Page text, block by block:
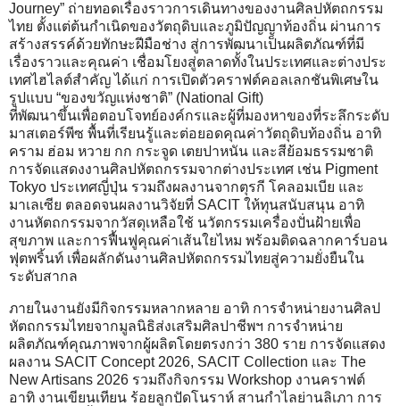
Journey” ถ่ายทอดเรื่องราวการเดินทางของงานศิลปหัตถกรรม
ไทย ตั้งแต่ต้นกำเนิดของวัตถุดิบและภูมิปัญญาท้องถิ่น ผ่านการ
สร้างสรรค์ด้วยทักษะฝีมือช่าง สู่การพัฒนาเป็นผลิตภัณฑ์ที่มี
เรื่องราวและคุณค่า เชื่อมโยงสู่ตลาดทั้งในประเทศและต่างประ
เทศไฮไลต์สำคัญ ได้แก่ การเปิดตัวคราฟต์คอลเลกชันพิเศษใน
รูปแบบ “ของขวัญแห่งชาติ” (National Gift)
ที่พัฒนาขึ้นเพื่อตอบโจทย์องค์กรและผู้ที่มองหาของที่ระลึกระดับ
มาสเตอร์พีซ พื้นที่เรียนรู้และต่อยอดคุณค่าวัตถุดิบท้องถิ่น อาทิ
คราม ฮ่อม หวาย กก กระจูด เตยปาหนัน และสีย้อมธรรมชาติ
การจัดแสดงงานศิลปหัตถกรรมจากต่างประเทศ เช่น Pigment
Tokyo ประเทศญี่ปุ่น รวมถึงผลงานจากตุรกี โคลอมเบีย และ
มาเลเซีย ตลอดจนผลงานวิจัยที่ SACIT ให้ทุนสนับสนุน อาทิ
งานหัตถกรรมจากวัสดุเหลือใช้ นวัตกรรมเครื่องปั่นฝ้ายเพื่อ
สุขภาพ และการฟื้นฟูคุณค่าเส้นใยไหม พร้อมติดฉลากคาร์บอน
ฟุตพริ้นท์ เพื่อผลักดันงานศิลปหัตถกรรมไทยสู่ความยั่งยืนใน
ระดับสากล
ภายในงานยังมีกิจกรรมหลากหลาย อาทิ การจำหน่ายงานศิลป
หัตถกรรมไทยจากมูลนิธิส่งเสริมศิลปาชีพฯ การจำหน่าย
ผลิตภัณฑ์คุณภาพจากผู้ผลิตโดยตรงกว่า 380 ราย การจัดแสดง
ผลงาน SACIT Concept 2026, SACIT Collection และ The
New Artisans 2026 รวมถึงกิจกรรม Workshop งานคราฟต์
อาทิ งานเขียนเทียน ร้อยลูกปัดโนราห์ สานกำไลย่านลิเภา การ